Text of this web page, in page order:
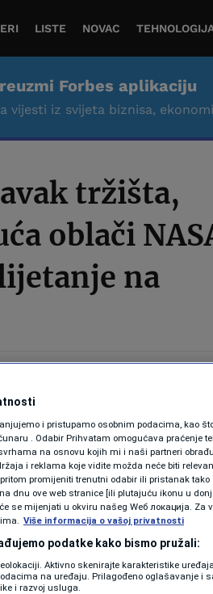
LISTE NOVAC
Forbes aplikaciju
vijesti iz svijeta biznisa,
tržišta,
oblači
na
i pristupamo osobnim podacima, kao
. Odabir Prihvatam omogućava praćenje
na osnovu kojih mi i naši partneri
i reklama koje vidite možda neće biti
promijeniti trenutni odabir ili pristanak
dnu ove web stranice [ili plutajuću ikonu u
se mijenjati u okviru našeg Wеб локација. Za
Više informacija o vašoj privatnosti
podatke kako bismo pružali:
Aktivno skenirajte karakteristike
na uređaju. Prilagođeno oglašavanje i
i razvoj usluga.